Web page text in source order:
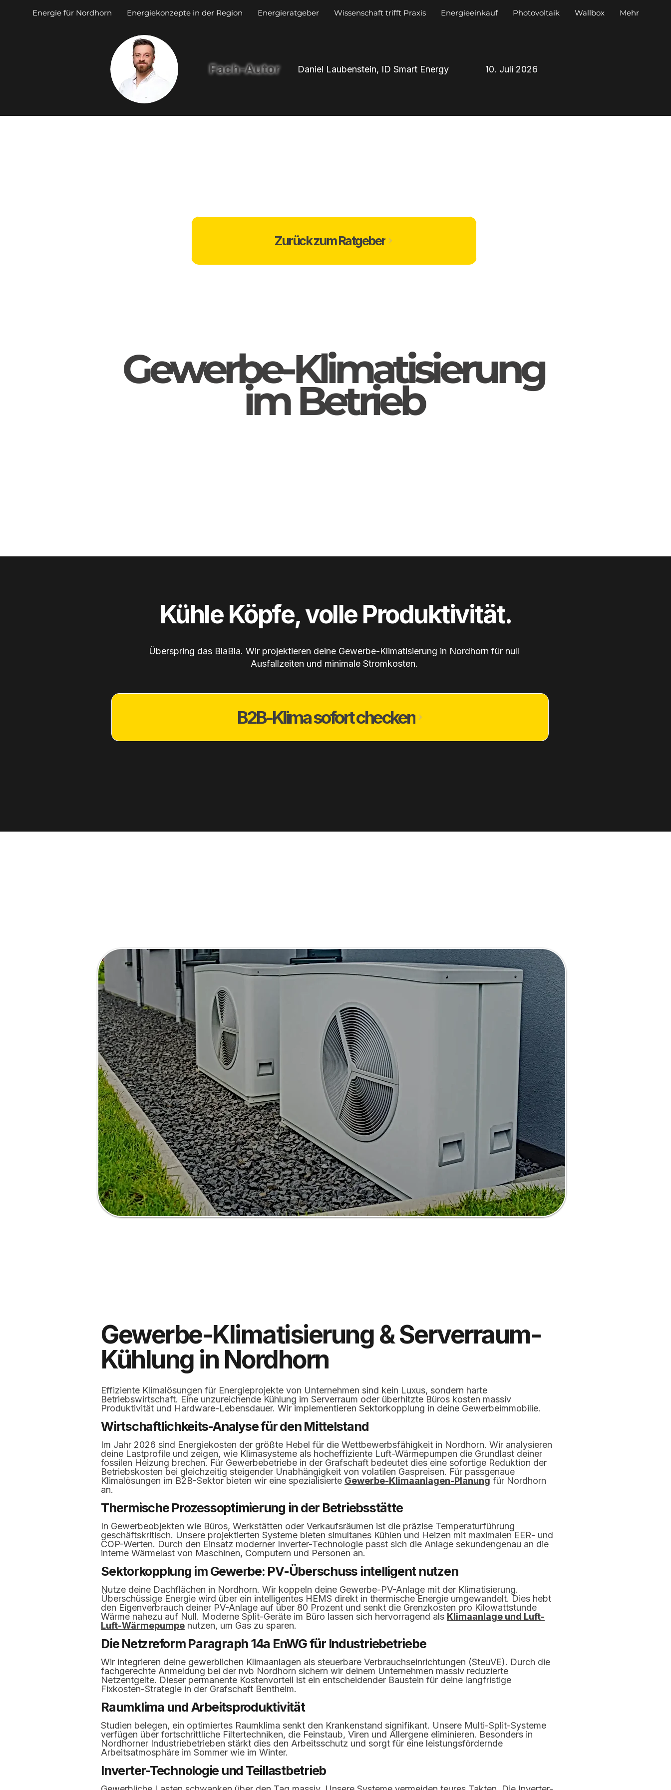
Energie für Nordhorn Energiekonzepte in der Region Energieratgeber Wissenschaft trifft Praxis Energieeinkauf Photovoltaik Wallbox Mehr
Fach-Autor Daniel Laubenstein, ID Smart Energy 10. Juli 2026
Zurück zum Ratgeber
Gewerbe-Klimatisierung
im Betrieb
Kühle Köpfe, volle Produktivität.
Überspring das BlaBla. Wir projektieren deine Gewerbe-Klimatisierung in Nordhorn für null
Ausfallzeiten und minimale Stromkosten.
B2B-Klima sofort checken
Gewerbe-Klimatisierung & Serverraum-
Kühlung in Nordhorn
Effiziente Klimalösungen für Energieprojekte von Unternehmen sind kein Luxus, sondern harte
Betriebswirtschaft. Eine unzureichende Kühlung im Serverraum oder überhitzte Büros kosten massiv
Produktivität und Hardware-Lebensdauer. Wir implementieren Sektorkopplung in deine Gewerbeimmobilie.
Wirtschaftlichkeits-Analyse für den Mittelstand
Im Jahr 2026 sind Energiekosten der größte Hebel für die Wettbewerbsfähigkeit in Nordhorn. Wir analysieren
deine Lastprofile und zeigen, wie Klimasysteme als hocheffiziente Luft-Wärmepumpen die Grundlast deiner
fossilen Heizung brechen. Für Gewerbebetriebe in der Grafschaft bedeutet dies eine sofortige Reduktion der
Betriebskosten bei gleichzeitig steigender Unabhängigkeit von volatilen Gaspreisen. Für passgenaue
Klimalösungen im B2B-Sektor bieten wir eine spezialisierte Gewerbe-Klimaanlagen-Planung für Nordhorn
an.
Thermische Prozessoptimierung in der Betriebsstätte
In Gewerbeobjekten wie Büros, Werkstätten oder Verkaufsräumen ist die präzise Temperaturführung
geschäftskritisch. Unsere projektierten Systeme bieten simultanes Kühlen und Heizen mit maximalen EER- und
COP-Werten. Durch den Einsatz moderner Inverter-Technologie passt sich die Anlage sekundengenau an die
interne Wärmelast von Maschinen, Computern und Personen an.
Sektorkopplung im Gewerbe: PV-Überschuss intelligent nutzen
Nutze deine Dachflächen in Nordhorn. Wir koppeln deine Gewerbe-PV-Anlage mit der Klimatisierung.
Überschüssige Energie wird über ein intelligentes HEMS direkt in thermische Energie umgewandelt. Dies hebt
den Eigenverbrauch deiner PV-Anlage auf über 80 Prozent und senkt die Grenzkosten pro Kilowattstunde
Wärme nahezu auf Null. Moderne Split-Geräte im Büro lassen sich hervorragend als Klimaanlage und Luft-
Luft-Wärmepumpe nutzen, um Gas zu sparen.
Die Netzreform Paragraph 14a EnWG für Industriebetriebe
Wir integrieren deine gewerblichen Klimaanlagen als steuerbare Verbrauchseinrichtungen (SteuVE). Durch die
fachgerechte Anmeldung bei der nvb Nordhorn sichern wir deinem Unternehmen massiv reduzierte
Netzentgelte. Dieser permanente Kostenvorteil ist ein entscheidender Baustein für deine langfristige
Fixkosten-Strategie in der Grafschaft Bentheim.
Raumklima und Arbeitsproduktivität
Studien belegen, ein optimiertes Raumklima senkt den Krankenstand signifikant. Unsere Multi-Split-Systeme
verfügen über fortschrittliche Filtertechniken, die Feinstaub, Viren und Allergene eliminieren. Besonders in
Nordhorner Industriebetrieben stärkt dies den Arbeitsschutz und sorgt für eine leistungsfördernde
Arbeitsatmosphäre im Sommer wie im Winter.
Inverter-Technologie und Teillastbetrieb